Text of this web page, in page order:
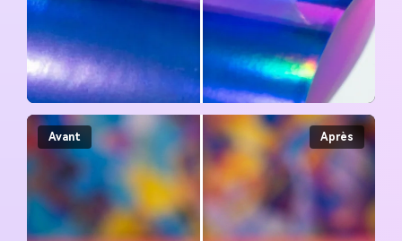
Avant Après